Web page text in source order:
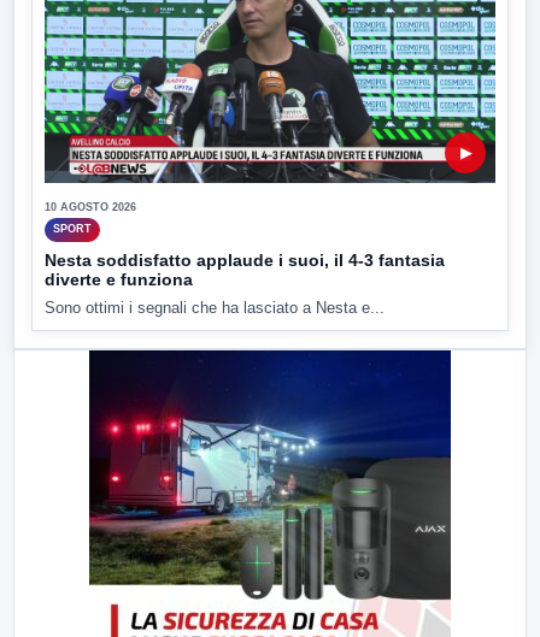
▶
10 AGOSTO 2026
SPORT
Nesta soddisfatto applaude i suoi, il 4-3 fantasia
diverte e funziona
Sono ottimi i segnali che ha lasciato a Nesta e...